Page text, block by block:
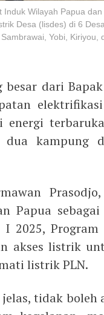
Wilayah Papua
Desa (lisdes) di 6
Yobi, Kiriyou,
dari
kampung
Papua
I 2025,
akses listrik
listrik PLN.
tidak